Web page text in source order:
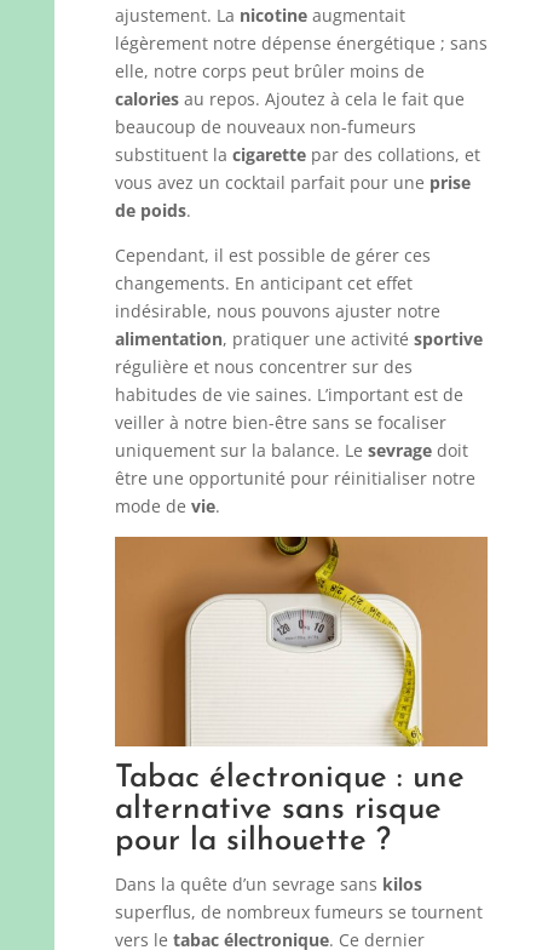
ajustement. La nicotineaugmentait
légèrement notre dépense énergétique ; sans
elle, notre corps peut brûler moins de
caloriesau repos. Ajoutez à cela le fait que
beaucoup de nouveaux non-fumeurs
substituent la cigarettepar des collations, et
vous avez un cocktail parfait pour une prise
de poids.
Cependant, il est possible de gérer ces
changements. En anticipant cet effet
indésirable, nous pouvons ajuster notre
alimentation, pratiquer une activité sportive
régulière et nous concentrer sur des
habitudes de vie saines. L’important est de
veiller à notre bien-être sans se focaliser
uniquement sur la balance. Le sevragedoit
être une opportunité pour réinitialiser notre
mode de vie.
Tabac électronique : une
alternative sans risque
pour la silhouette ?
Dans la quête d’un sevrage sans kilos
superflus, de nombreux fumeurs se tournent
vers le tabac électronique. Ce dernier